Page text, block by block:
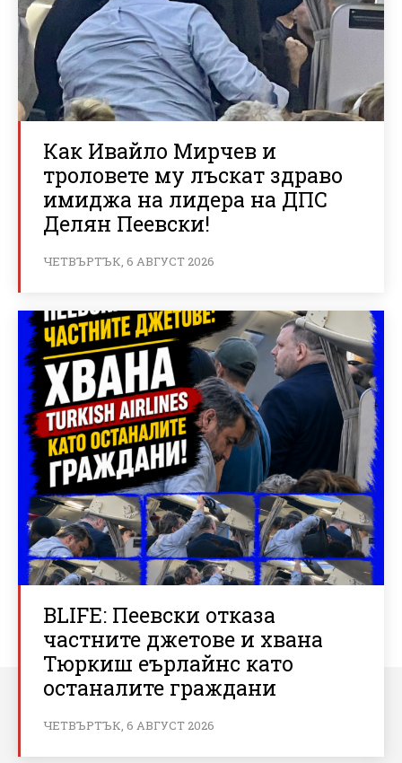
Как Ивайло Мирчев и
троловете му лъскат здраво
имиджа на лидера на ДПС
Делян Пеевски!
ЧЕТВЪРТЪК, 6 АВГУСТ 2026
BLIFE: Пеевски отказа
частните джетове и хвана
Тюркиш еърлайнс като
останалите граждани
ЧЕТВЪРТЪК, 6 АВГУСТ 2026